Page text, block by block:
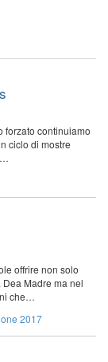
forzato continuiamo
ciclo di mostre
offrire non solo
Madre ma nel
che…
2017